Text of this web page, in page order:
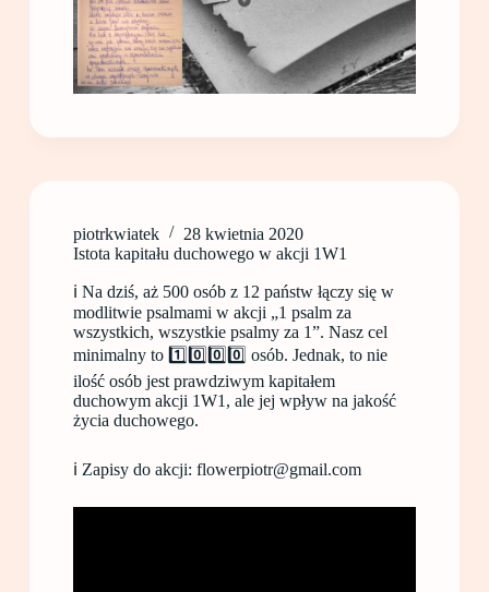
piotrkwiatek
28 kwietnia 2020
Istota kapitału duchowego w akcji 1W1
ℹ️ Na dziś, aż 500 osób z 12 państw łączy się w
modlitwie psalmami w akcji „1 psalm za
wszystkich, wszystkie psalmy za 1”. Nasz cel
minimalny to 1️⃣0️⃣0️⃣0️⃣ osób. Jednak, to nie
ilość osób jest prawdziwym kapitałem
duchowym akcji 1W1, ale jej wpływ na jakość
życia duchowego.
ℹ️ Zapisy do akcji: flowerpiotr@gmail.com